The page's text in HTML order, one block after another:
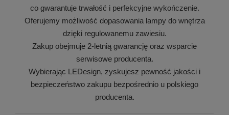
co gwarantuje trwałość i perfekcyjne wykończenie.
Oferujemy możliwość dopasowania lampy do wnętrza
dzięki regulowanemu zawiesiu.
Zakup obejmuje 2-letnią gwarancję oraz wsparcie
serwisowe producenta.
Wybierając LEDesign, zyskujesz pewność jakości i
bezpieczeństwo zakupu bezpośrednio u polskiego
producenta.